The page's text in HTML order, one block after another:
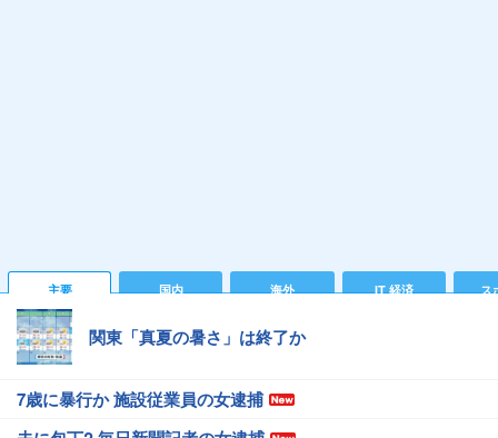
主要 国内 海外 IT 経済 ス
関東「真夏の暑さ」は終了か
7歳に暴行か 施設従業員の女逮捕